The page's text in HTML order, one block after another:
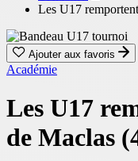
Les U17
Ajouter aux favoris
Académie
Les U17
de Maclas